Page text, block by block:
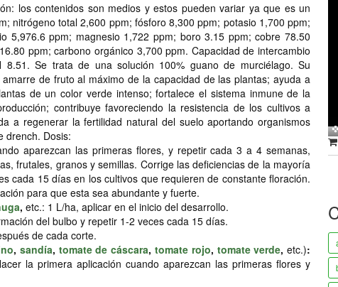
los contenidos son medios y estos pueden variar ya que es un
nitrógeno total 2,600 ppm; fósforo 8,300 ppm; potasio 1,700 ppm;
5,976.6 ppm; magnesio 1,722 ppm; boro 3.15 ppm; cobre 78.50
ppm; carbono orgánico 3,700 ppm. Capacidad de intercambio
8.51. Se trata de una solución 100% guano de murciélago. Su
de fruto al máximo de la capacidad de las plantas; ayuda a
de un color verde intenso; fortalece el sistema inmune de la
contribuye favoreciendo la resistencia de los cultivos a
a regenerar la fertilidad natural del suelo aportando organismos
drench. Dosis:
aparezcan las primeras flores, y repetir cada 3 a 4 semanas,
frutales, granos y semillas. Corrige las deficiencias de la mayoría
cada 15 días en los cultivos que requieren de constante floración.
para que esta sea abundante y fuerte.
, etc.: 1 L/ha, aplicar en el inicio del desarrollo.
del bulbo y repetir 1-2 veces cada 15 días.
de cada corte.
, sandía, tomate de cáscara, tomate rojo, tomate verde, etc.):
la primera aplicación cuando aparezcan las primeras flores y